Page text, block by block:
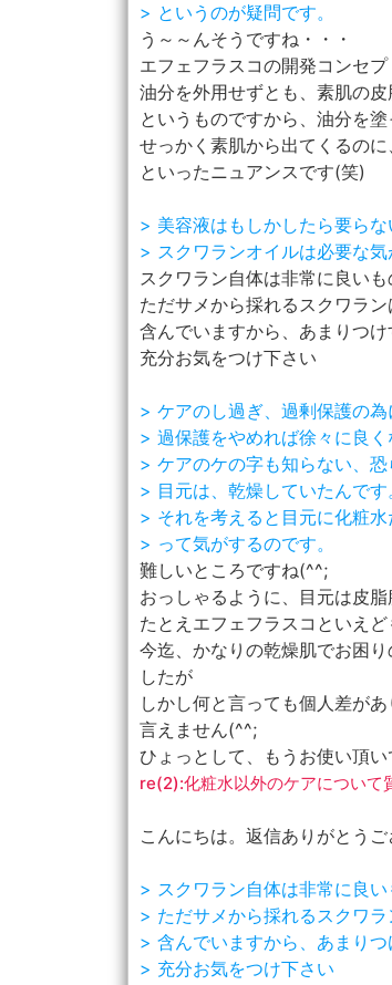
> というのが疑問です。
う～～んそうですね・・・
エフェフラスコの開発コンセプ
油分を外用せずとも、素肌の
というものですから、油分を
せっかく素肌から出てくるの
といったニュアンスです(笑)
> 美容液はもしかしたら要らな
> スクワランオイルは必要な気
スクワラン自体は非常に良い
ただサメから採れるスクワラ
含んでいますから、あまりつ
充分お気をつけ下さい
> ケアのし過ぎ、過剰保護の為
> 過保護をやめれば徐々に良く
> ケアのケの字も知らない、恐
> 目元は、乾燥していたんです
> それを考えると目元に化粧
> って気がするのです。
難しいところですね(^^;
おっしゃるように、目元は皮
たとえエフェフラスコといえ
今迄、かなりの乾燥肌でお困
したが
しかし何と言っても個人差が
言えません(^^;
ひょっとして、もうお使い頂
re(2):化粧水以外のケアについて
こんにちは。返信ありがとうご
> スクワラン自体は非常に良
> ただサメから採れるスクワ
> 含んでいますから、あまり
> 充分お気をつけ下さい